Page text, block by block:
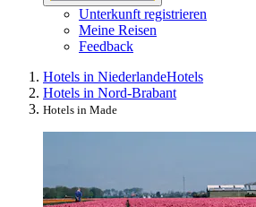
Unterkunft registrieren
Meine Reisen
Feedback
Hotels in NiederlandeHotels
Hotels in Nord-Brabant
Hotels in Made